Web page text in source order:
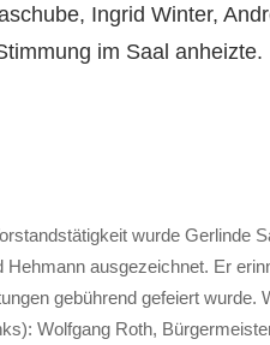
Ingrid Winter,
im Saal anheizte.
wurde Gerlinde
Hehmann ausgezeichnet. Er
gebührend gefeiert wurde.
Wolfgang Roth,